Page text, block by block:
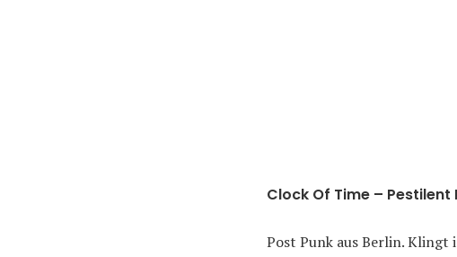
Clock Of Time – Pestilent
Post Punk aus Berlin. Klingt